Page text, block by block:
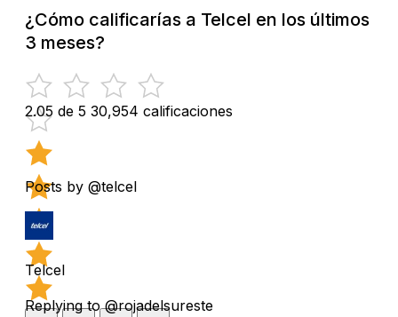
¿Cómo calificarías a Telcel en los últimos
3 meses?
2.05 de 5 30,954 calificaciones
Posts by @telcel
Telcel
Replying to @rojadelsureste